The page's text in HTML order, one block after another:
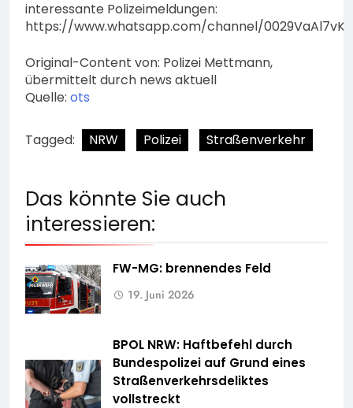
interessante Polizeimeldungen:
https://www.whatsapp.com/channel/
Original-Content von: Polizei Mettmann,
übermittelt durch news aktuell
Quelle: ots
Tagged: NRW Polizei Straßenverkehr
Das könnte Sie auch
interessieren:
FW-MG: brennendes Feld
19. Juni 2026
BPOL NRW: Haftbefehl durch
Bundespolizei auf Grund eines
Straßenverkehrsdeliktes
vollstreckt